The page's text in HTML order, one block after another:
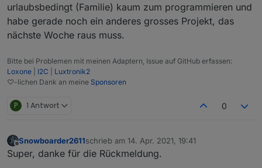
urlaubsbedingt (Familie) kaum zum programmieren und
habe gerade noch ein anderes grosses Projekt, das
nächste Woche raus muss.
Bitte bei Problemen mit meinen Adaptern, Issue auf GitHub erfassen:
Loxone
I2C
Luxtronik2
♡-lichen Dank an meine Sponsoren
P 1 Antwort 0
Snowboarder2611schrieb am 14. Apr. 2021, 19:41
zuletzt editiert von
Super, danke für die Rückmeldung.